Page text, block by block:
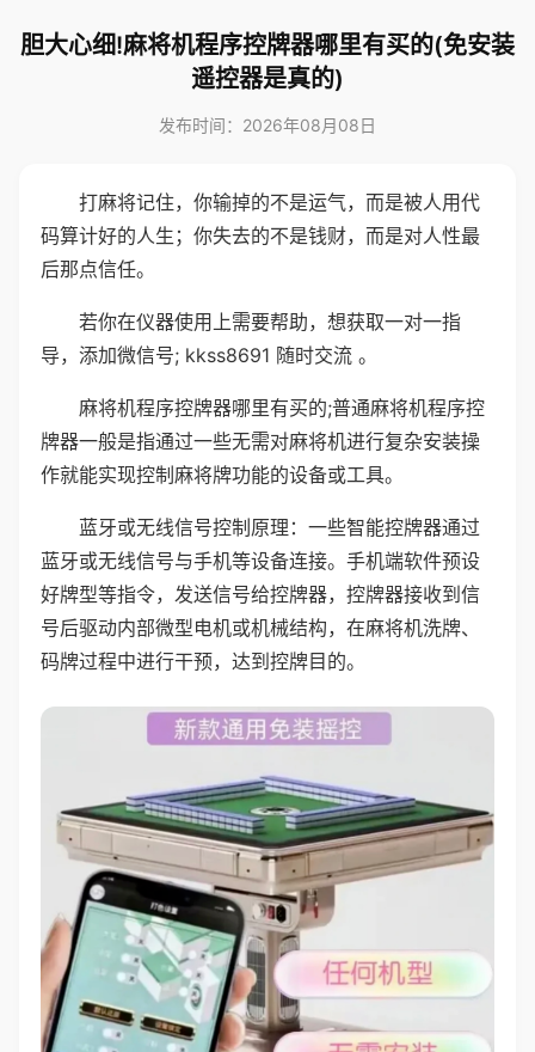
胆大心细!麻将机程序控牌器哪里有买的(免安装
遥控器是真的)
发布时间：2026年08月08日
打麻将记住，你输掉的不是运气，而是被人用代
码算计好的人生；你失去的不是钱财，而是对人性最
后那点信任。
若你在仪器使用上需要帮助，想获取一对一指
导，添加微信号; kkss8691 随时交流 。
麻将机程序控牌器哪里有买的;普通麻将机程序控
牌器一般是指通过一些无需对麻将机进行复杂安装操
作就能实现控制麻将牌功能的设备或工具。
蓝牙或无线信号控制原理：一些智能控牌器通过
蓝牙或无线信号与手机等设备连接。手机端软件预设
好牌型等指令，发送信号给控牌器，控牌器接收到信
号后驱动内部微型电机或机械结构，在麻将机洗牌、
码牌过程中进行干预，达到控牌目的。